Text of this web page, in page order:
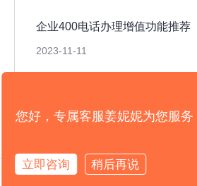
企业400电话办理增值功能推荐
2023-11-11
版权所有：山东新轨道信息
您好，专属客服姜妮妮为您服务
立即咨询
稍后再说
拨打电话